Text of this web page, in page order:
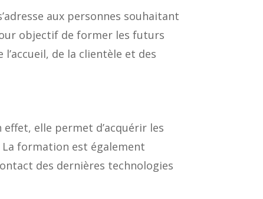
aux personnes souhaitant
objectif de former les futurs
de la clientèle et des
elle permet d’acquérir les
formation est également
des dernières technologies